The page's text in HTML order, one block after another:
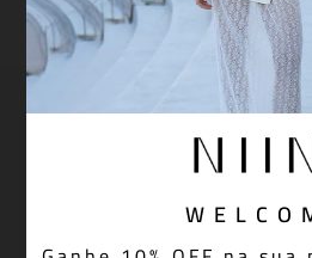
Newsletter:
Inscreva-se em nossa